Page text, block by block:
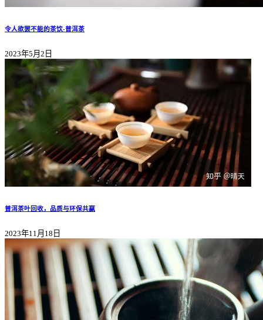
令人欲罢不能的茶饮-普洱茶
2023年5月2日
普洱茶叶回收，品质与环保共赢
2023年11月18日